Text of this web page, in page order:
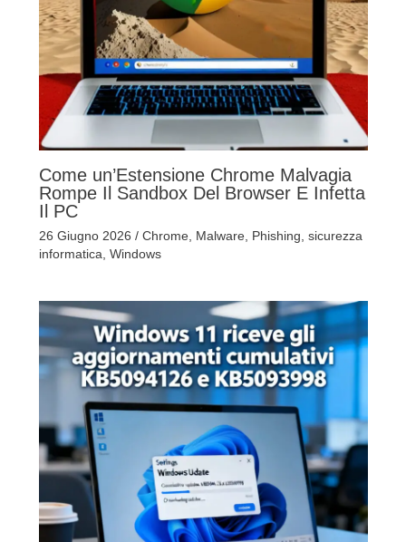
Come un’Estensione Chrome Malvagia
Rompe Il Sandbox Del Browser E Infetta
Il PC
26 Giugno 2026 / Chrome, Malware, Phishing sicurezza
informatica Windows